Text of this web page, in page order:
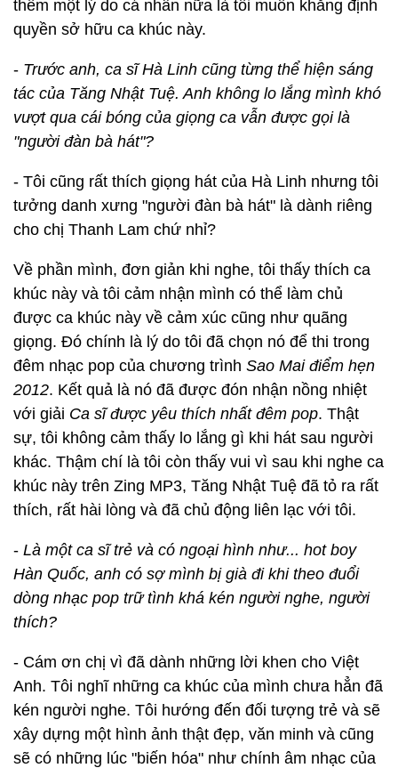
thêm một lý do cá nhân nữa là tôi muốn khẳng định
quyền sở hữu ca khúc này.
- Trước anh, ca sĩ Hà Linh cũng từng thể hiện sáng
tác của Tăng Nhật Tuệ. Anh không lo lắng mình khó
vượt qua cái bóng của giọng ca vẫn được gọi là
"người đàn bà hát"?
- Tôi cũng rất thích giọng hát của Hà Linh nhưng tôi
tưởng danh xưng "người đàn bà hát" là dành riêng
cho chị Thanh Lam chứ nhỉ?
Về phần mình, đơn giản khi nghe, tôi thấy thích ca
khúc này và tôi cảm nhận mình có thể làm chủ
được ca khúc này về cảm xúc cũng như quãng
giọng. Đó chính là lý do tôi đã chọn nó để thi trong
đêm nhạc pop của chương trình Sao Mai điểm hẹn
2012. Kết quả là nó đã được đón nhận nồng nhiệt
với giải Ca sĩ được yêu thích nhất đêm pop. Thật
sự, tôi không cảm thấy lo lắng gì khi hát sau người
khác. Thậm chí là tôi còn thấy vui vì sau khi nghe ca
khúc này trên Zing MP3, Tăng Nhật Tuệ đã tỏ ra rất
thích, rất hài lòng và đã chủ động liên lạc với tôi.
- Là một ca sĩ trẻ và có ngoại hình như... hot boy
Hàn Quốc, anh có sợ mình bị già đi khi theo đuổi
dòng nhạc pop trữ tình khá kén người nghe, người
thích?
- Cám ơn chị vì đã dành những lời khen cho Việt
Anh. Tôi nghĩ những ca khúc của mình chưa hẳn đã
kén người nghe. Tôi hướng đến đối tượng trẻ và sẽ
xây dựng một hình ảnh thật đẹp, văn minh và cũng
sẽ có những lúc "biến hóa" như chính âm nhạc của